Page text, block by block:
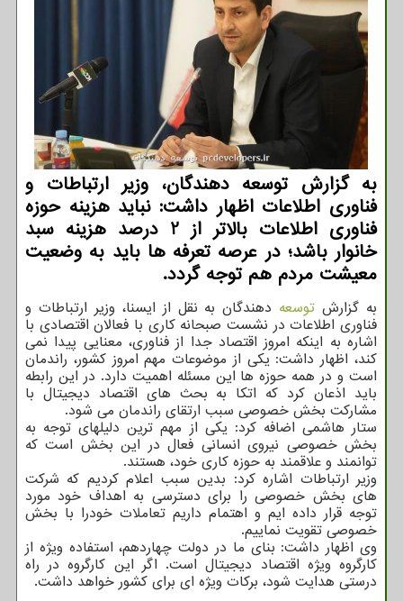
به گزارش توسعه دهندگان، وزیر ارتباطات و
فناوری اطلاعات اظهار داشت: نباید هزینه حوزه
فناوری اطلاعات بالاتر از 2 درصد هزینه سبد
خانوار باشد؛ در عرصه تعرفه ها باید به وضعیت
معیشت مردم هم توجه گردد.
به گزارش توسعه دهندگان به نقل از ایسنا، وزیر ارتباطات و
فناوری اطلاعات در نشست صبحانه کاری با فعالان اقتصادی با
اشاره به اینکه امروز اقتصاد جدا از فناوری، معنایی پیدا نمی
کند، اظهار داشت: یکی از موضوعات مهم امروز کشور، راندمان
است و در همه حوزه ها این مسئله اهمیت دارد. در این رابطه
باید اذعان کرد که اتکا به بحث های اقتصاد دیجیتال با
مشارکت بخش خصوصی سبب ارتقای راندمان می شود.
ستار هاشمی اضافه کرد: یکی از مهم ترین دلیلهای توجه به
بخش خصوصی نیروی انسانی فعال در این بخش است که
توانمند و علاقمند به حوزه کاری خود، هستند.
وزیر ارتباطات اشاره کرد: بدین سبب اعلام کردیم که شرکت
های بخش خصوصی را برای دسترسی به اهداف خود مورد
توجه قرار داده ایم و اهتمام داریم تعاملات خودرا با بخش
خصوصی تقویت نماییم.
وی اظهار داشت: بنای ما در دولت چهاردهم، استفاده ویژه از
کارگروه ویژه اقتصاد دیجیتال است. اگر این کارگروه در راه
درستی هدایت شود، برکات ویژه ای برای کشور خواهد داشت.